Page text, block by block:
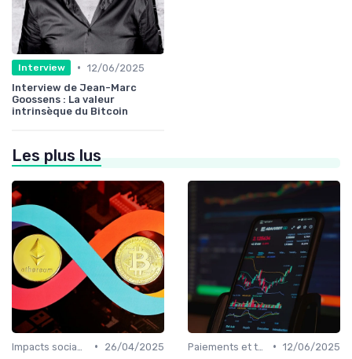
Interview • 12/06/2025
Interview de Jean-Marc
Goossens : La valeur
intrinsèque du Bitcoin
Les plus lus
•
26/04/2025
• 12/06/2025